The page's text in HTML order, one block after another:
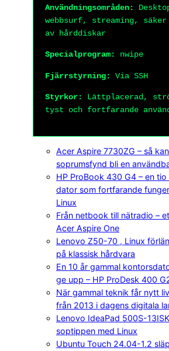
Användningsområden:
webbsurf, streaming,
av hårddiskar
Specialprogram: nwipe
Fjärrstyrning: Via SSH
Styrkor:
Lättplacerad,
tyst och fortfarande
Acer Aspire 7730ZG – så
soprumsfynd bli en
HP ProBook 430 G4 – en tio
dator som fortfarande
Linux
Från netbook till nätradio –
Acer Aspire One
Lenovo Z50-70 , Linux
på klassisk hårdvara
En 10 år gammal
ge upp – HP ProDesk 400
När gammal teknik får nytt
från 2013 i dagens digitala
Lenovo IdeaPad 500S-
soptippen med Linux
Ubuntu Touch 24.04-1.2